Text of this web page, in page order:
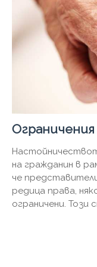
на гражданин в
че
редица права,
ограничени. Този